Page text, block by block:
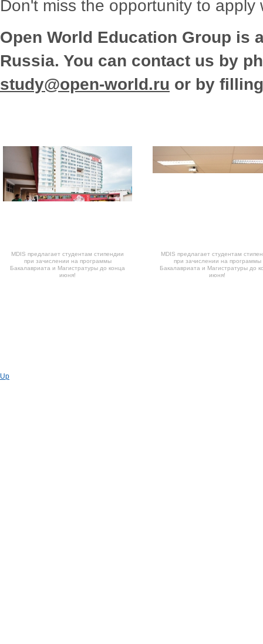
Don't miss the opportunity to
Open World Education Group is
Russia. You can contact us by
study@open-world.ru or by
MDIS предлагает студентам стипендии
при зачислении на программы
Бакалавриата и Магистратуры до конца
июня!
MDIS предлагает студентам
при зачислении на программы
Бакалавриата и Магистратуры до
июня!
Up